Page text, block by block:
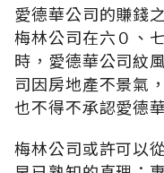
愛德華公司的賺錢
梅林公司在六０、
時，愛德華公司紋
司因房地產不景氣
也不得不承認愛德
梅林公司或許可以